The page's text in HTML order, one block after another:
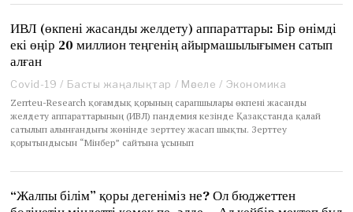
e
3
0
2
2
1
ИВЛ (өкпені жасанды желдету) аппараттары: Бір өнімді
екі өңір 20 миллион теңгенің айырмашылығымен сатып
алған
Covid-19 / Басты жаңалықтар / Мәселе / Экономика
Zerrteu-Research қоғамдық қорының сарапшылары өкпені жасанды
желдету аппараттарының (ИВЛ) пандемия кезінде Қазақстанда қалай
сатылып алынғандығы жөнінде зерттеу жасап шықты. Зерттеу
қорытындысын “Мінбер” сайтына ұсынып
“Жалпы білім” қоры дегеніміз не? Ол бюджеттен